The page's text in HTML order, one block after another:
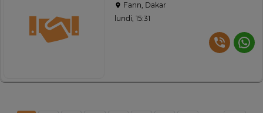
Fann, Dakar
lundi, 15:31